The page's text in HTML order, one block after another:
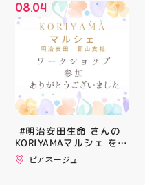
の機会に色んなジャンル
のシールを 買ってみて
くださいね 郡山駅前 ア
ティ郡山4F “ガレージフ
ァクトリー”へ遊びに来
てね️‍️‍️‍ #福島 #郡山 #郡山
駅前 #雑貨屋 #シル活
08.04
⁡ #明治安田生命 さんの
KORIYAMAマルシェ を
@hic20240729 HICさ
んにお誘い頂き参加させ
ピアネージュ